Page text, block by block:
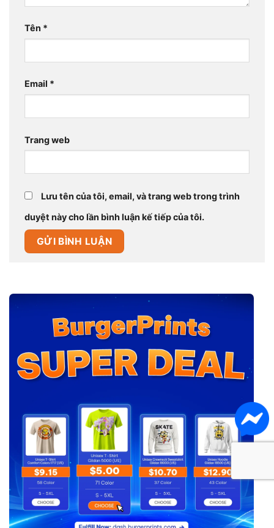
Tên *
Email *
Trang web
Lưu tên của tôi, email, và trang web trong trình
duyệt này cho lần bình luận kế tiếp của tôi.